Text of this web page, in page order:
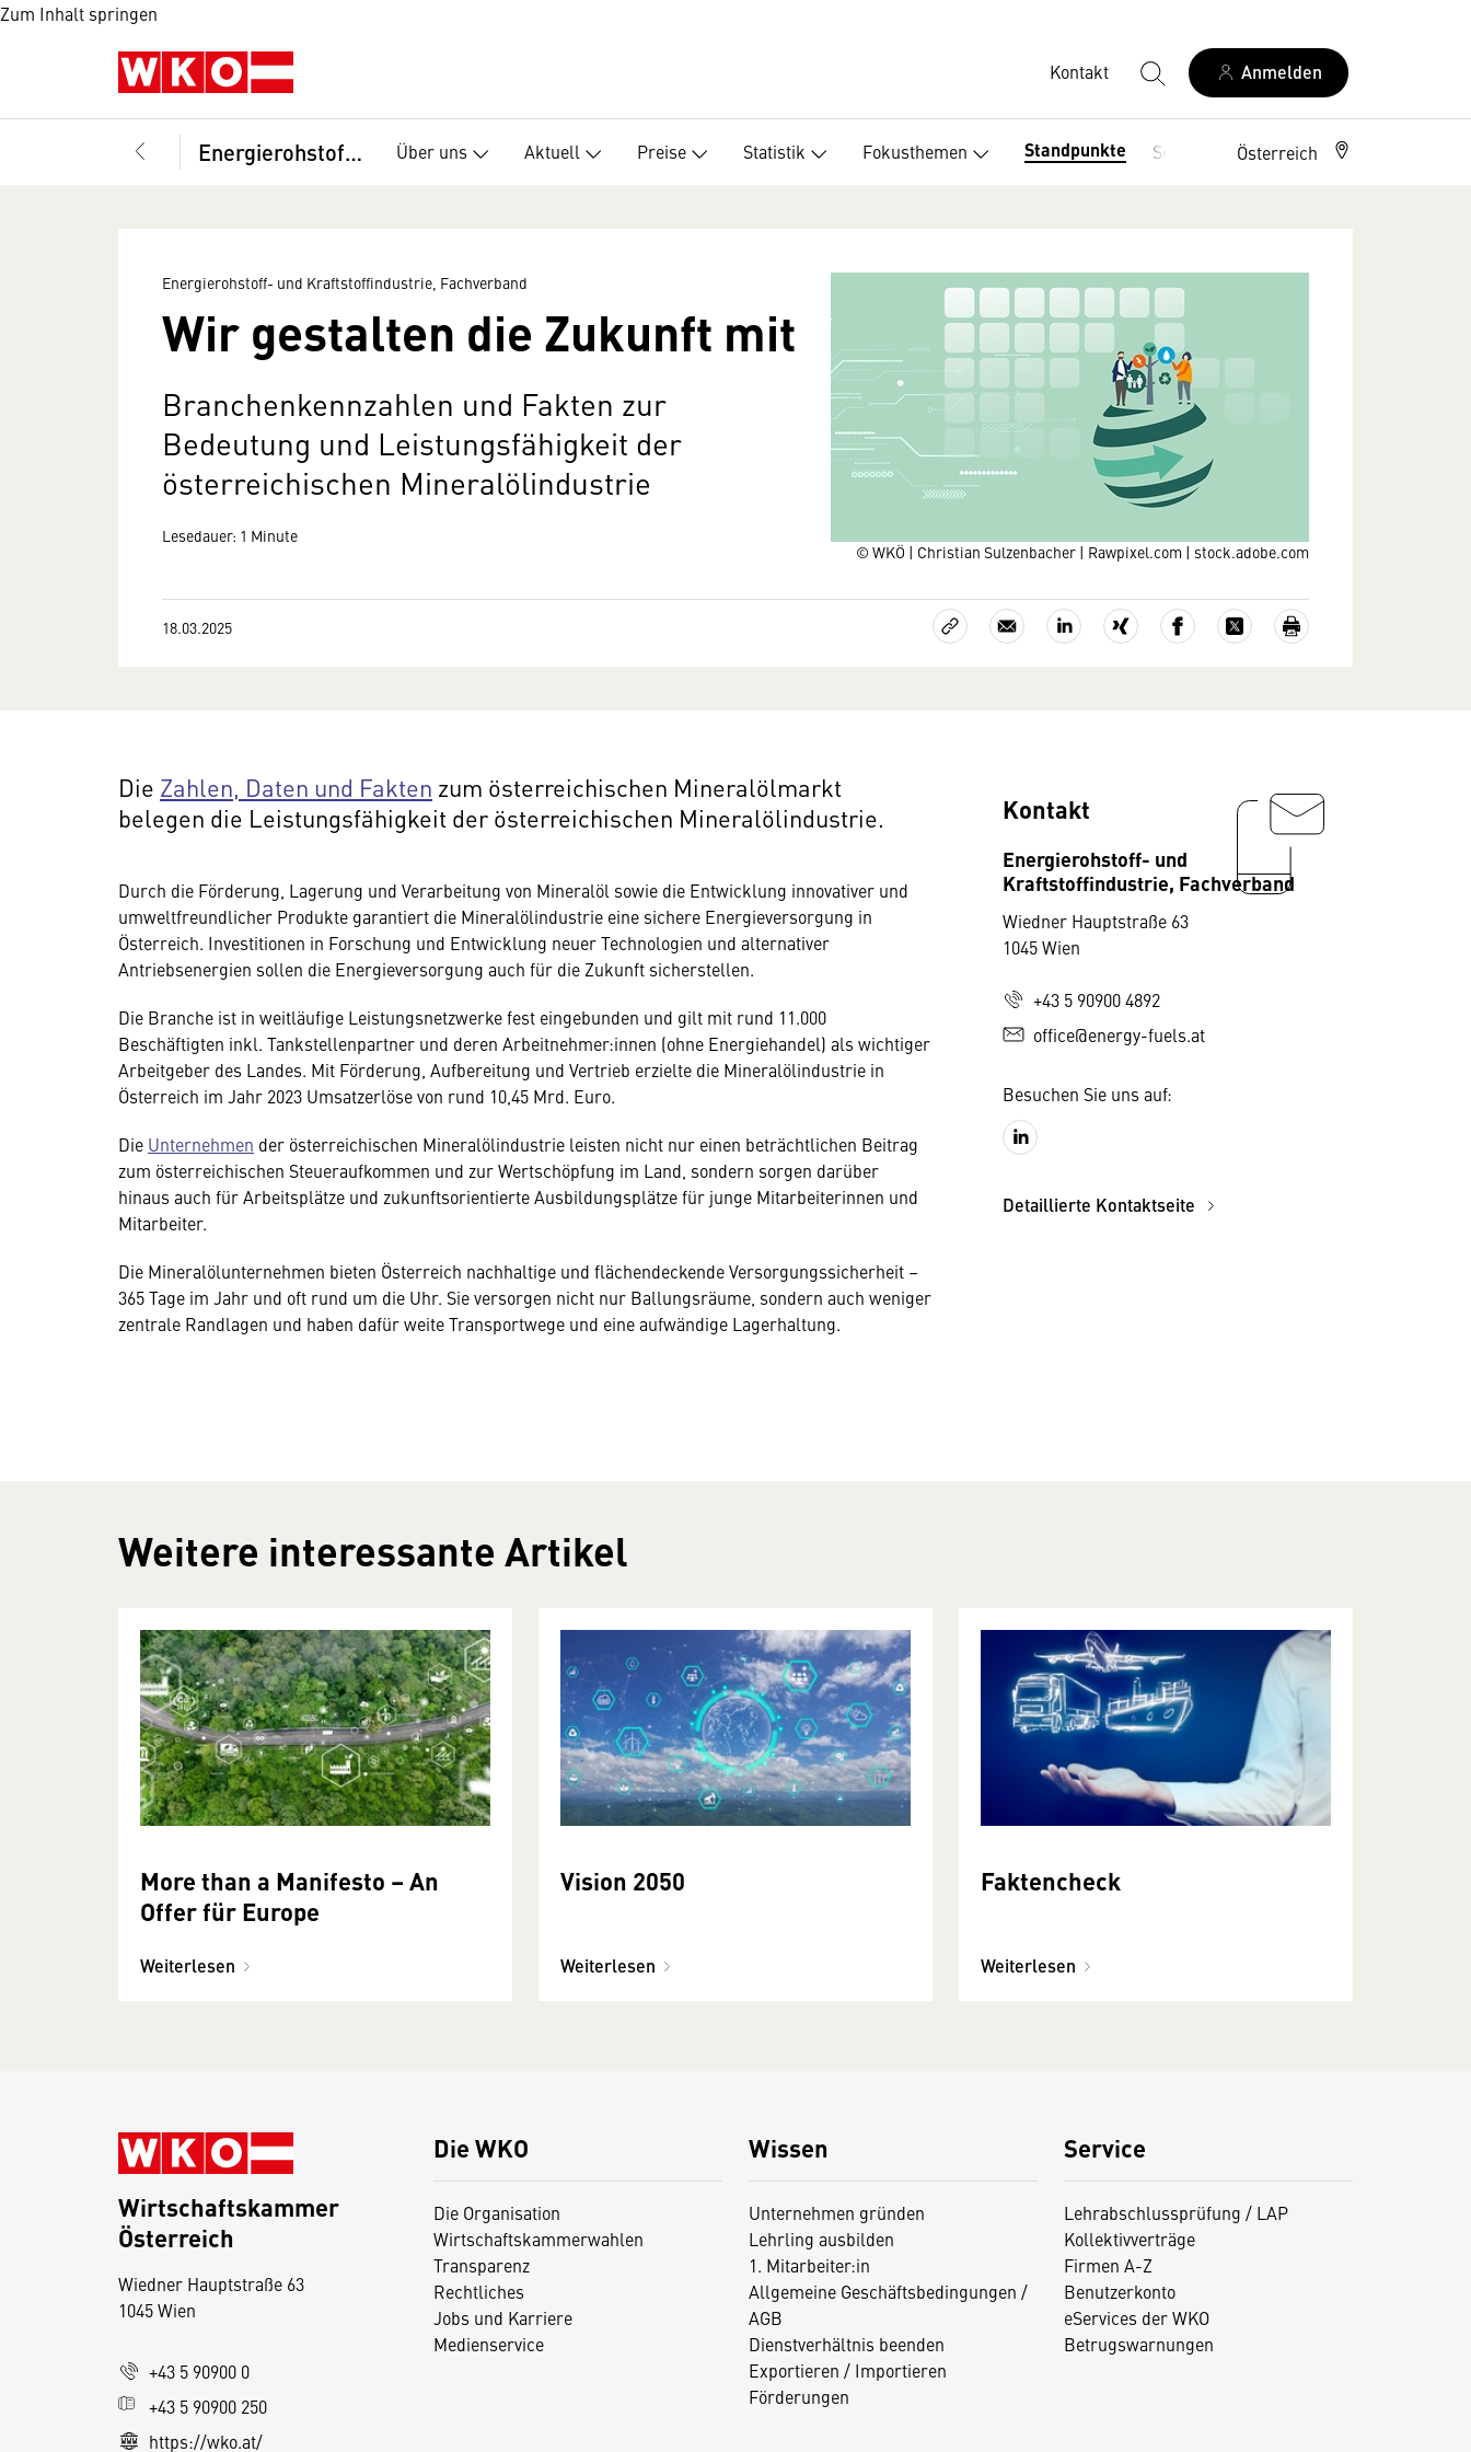
Zum Inhalt springen
Kontakt Anmelden
Energierohstoff- und Kraftstoffindustrie, Fachverband Über uns Aktuell Preise Statistik Fokusthemen Standpunkte Service Österreich
© WKÖ | Christian Sulzenbacher | Rawpixel.com | stock.adobe.com
Energierohstoff- und Kraftstoffindustrie, Fachverband
Wir gestalten die Zukunft mit
Branchenkennzahlen und Fakten zur
Bedeutung und Leistungsfähigkeit der
österreichischen Mineralölindustrie
Lesedauer: 1 Minute
18.03.2025
Die Zahlen, Daten und Fakten zum österreichischen Mineralölmarkt
belegen die Leistungsfähigkeit der österreichischen Mineralölindustrie.
Durch die Förderung, Lagerung und Verarbeitung von Mineralöl sowie die Entwicklung innovativer und
umweltfreundlicher Produkte garantiert die Mineralölindustrie eine sichere Energieversorgung in
Österreich. Investitionen in Forschung und Entwicklung neuer Technologien und alternativer
Antriebsenergien sollen die Energieversorgung auch für die Zukunft sicherstellen.
Die Branche ist in weitläufige Leistungsnetzwerke fest eingebunden und gilt mit rund 11.000
Beschäftigten inkl. Tankstellenpartner und deren Arbeitnehmer:innen (ohne Energiehandel) als wichtiger
Arbeitgeber des Landes. Mit Förderung, Aufbereitung und Vertrieb erzielte die Mineralölindustrie in
Österreich im Jahr 2023 Umsatzerlöse von rund 10,45 Mrd. Euro.
Die Unternehmen der österreichischen Mineralölindustrie leisten nicht nur einen beträchtlichen Beitrag
zum österreichischen Steueraufkommen und zur Wertschöpfung im Land, sondern sorgen darüber
hinaus auch für Arbeitsplätze und zukunftsorientierte Ausbildungsplätze für junge Mitarbeiterinnen und
Mitarbeiter.
Die Mineralölunternehmen bieten Österreich nachhaltige und flächendeckende Versorgungssicherheit –
365 Tage im Jahr und oft rund um die Uhr. Sie versorgen nicht nur Ballungsräume, sondern auch weniger
zentrale Randlagen und haben dafür weite Transportwege und eine aufwändige Lagerhaltung.
Kontakt
Energierohstoff- und
Kraftstoffindustrie, Fachverband
Wiedner Hauptstraße 63
1045 Wien
+43 5 90900 4892
office@energy-fuels.at
Besuchen Sie uns auf:
Detaillierte Kontaktseite
Weitere interessante Artikel
More than a Manifesto – An
Offer für Europe
Weiterlesen
Vision 2050
Weiterlesen
Faktencheck
Weiterlesen
Die WKO
Die Organisation
Wirtschaftskammerwahlen
Transparenz
Rechtliches
Jobs und Karriere
Medienservice
Wissen
Unternehmen gründen
Lehrling ausbilden
1. Mitarbeiter:in
Allgemeine Geschäftsbedingungen /
AGB
Dienstverhältnis beenden
Exportieren / Importieren
Förderungen
Service
Lehrabschlussprüfung / LAP
Kollektivverträge
Firmen A-Z
Benutzerkonto
eServices der WKO
Betrugswarnungen
Wirtschaftskammer
Österreich
Wiedner Hauptstraße 63
1045 Wien
+43 5 90900 0
+43 5 90900 250
https://wko.at/